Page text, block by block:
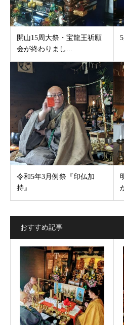
開山15周大祭・宝龍王祈願
会が終わりまし...
令和5年3月例祭『印仏加
持』
おすすめ記事